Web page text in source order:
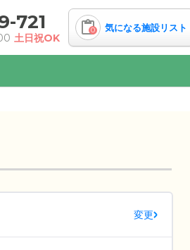
721
土日祝OK
0 気になる施設リスト
変更